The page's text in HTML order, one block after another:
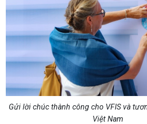
Gửi lời chúc thành công cho VFIS và
Việt Nam